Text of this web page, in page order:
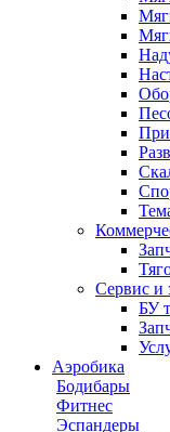
Сервис и
БУ
Аэробика
Бодибары
Фитнес
Эспандеры